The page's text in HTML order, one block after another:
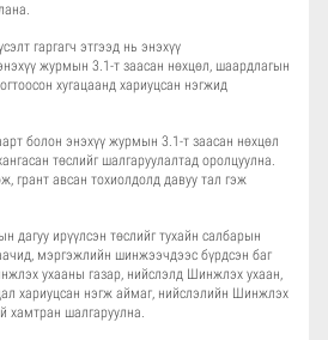
гаргагч этгээд нь энэхүү
журмын 3.1-т заасан нөхцөл, шаардлагын
хугацаанд хариуцсан нэгжид
болон энэхүү журмын 3.1-т заасан нөхцөл
төслийг шалгаруулалтад оролцуулна.
грант авсан тохиолдолд давуу тал гэж
дагуу ирүүлсэн төслийг тухайн салбарын
мэргэжлийн шинжээчдээс бүрдсэн баг
ухааны газар, нийслэлд Шинжлэх ухаан,
хариуцсан нэгж аймаг, нийслэлийн Шинжлэх
хамтран шалгаруулна.